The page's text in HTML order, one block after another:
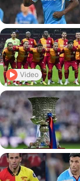
Video